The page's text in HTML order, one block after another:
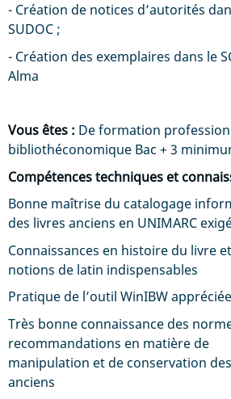
- Création de notices d’autorités
SUDOC ;
- Création des exemplaires dans le
Alma
Vous êtes : De formation
bibliothéconomique Bac + 3
Compétences techniques et
Bonne maîtrise du catalogage
des livres anciens en UNIMARC
Connaissances en histoire du livre
notions de latin indispensables
Pratique de l’outil WinIBW appréciée
Très bonne connaissance des
recommandations en matière de
manipulation et de conservation
anciens